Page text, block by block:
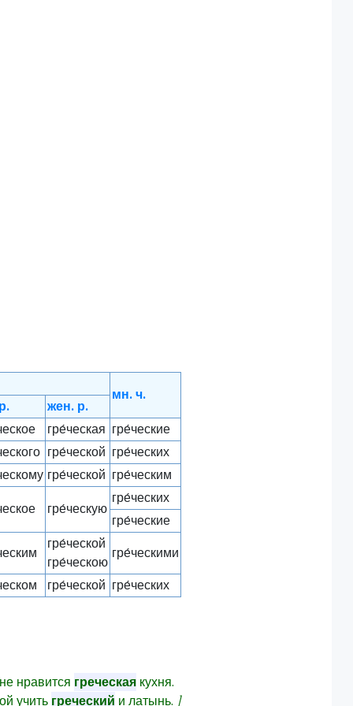
мн. ч.
жен. р.
гре́ческая гре́ческие
гре́ческой гре́ческих
гре́ческой гре́ческим
гре́ческую
гре́ческих
гре́ческие
гре́ческой
гре́ческою
гре́ческими
гре́ческой гре́ческих
нравится греческая кухня.
учить греческий и латынь. ]